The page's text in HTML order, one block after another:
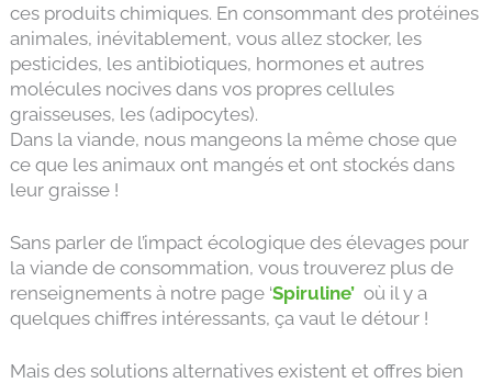
ces produits chimiques. En consommant des protéines
animales, inévitablement, vous allez stocker, les
pesticides, les antibiotiques, hormones et autres
molécules nocives dans vos propres cellules
graisseuses, les (adipocytes).
Dans la viande, nous mangeons la même chose que
ce que les animaux ont mangés et ont stockés dans
leur graisse !
Sans parler de l’impact écologique des élevages pour
la viande de consommation, vous trouverez plus de
renseignements à notre page ‘Spiruline’ où il y a
quelques chiffres intéressants, ça vaut le détour !
Mais des solutions alternatives existent et offres bien